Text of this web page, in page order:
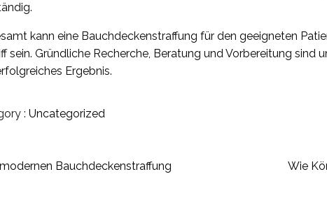
kann eine Bauchdeckenstraffung für den geeigneten
sein. Gründliche Recherche, Beratung und Vorbereitung sind
Ergebnis.
: Uncategorized
Bauchdeckenstraffung
Wie